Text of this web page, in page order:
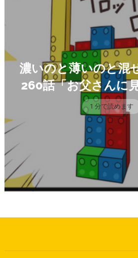
濃いのと薄いのと
260話「お父さんに
1 分で読めます